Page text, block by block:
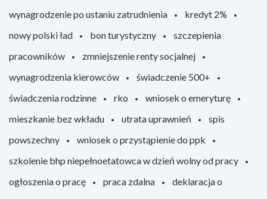
wynagrodzenie po ustaniu zatrudnienia
kredyt 2%
nowy polski ład
bon turystyczny
szczepienia
pracowników
zmniejszenie renty socjalnej
wynagrodzenia kierowców
świadczenie 500+
świadczenia rodzinne
rko
wniosek o emeryturę
mieszkanie bez wkładu
utrata uprawnień
spis
powszechny
wniosek o przystąpienie do ppk
szkolenie bhp niepełnoetatowca w dzień wolny od pracy
ogłoszenia o pracę
praca zdalna
deklaracja o